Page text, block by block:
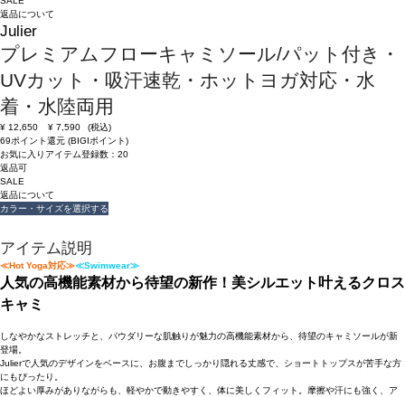
返品について
Julier
プレミアムフローキャミソール/パット付き・
UVカット・吸汗速乾・ホットヨガ対応・水
着・水陸両用
¥ 12,650 ¥ 7,590
(税込)
69ポイント還元 (BIGIポイント)
お気に入りアイテム登録数： 20
返品可
SALE
返品について
カラー・サイズを選択する
アイテム説明
≪Hot Yoga対応≫≪Swimwear≫
人気の高機能素材から待望の新作！美シルエット叶えるクロス
キャミ
しなやかなストレッチと、パウダリーな肌触りが魅力の高機能素材から、待望のキャミソールが新
登場。
Julierで人気のデザインをベースに、お腹までしっかり隠れる丈感で、ショートトップスが苦手な方
にもぴったり。
ほどよい厚みがありながらも、軽やかで動きやすく、体に美しくフィット。摩擦や汗にも強く、ア